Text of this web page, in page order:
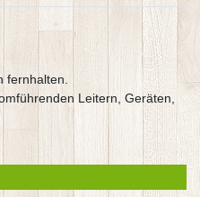
fernhalten.
Leitern, Geräten,